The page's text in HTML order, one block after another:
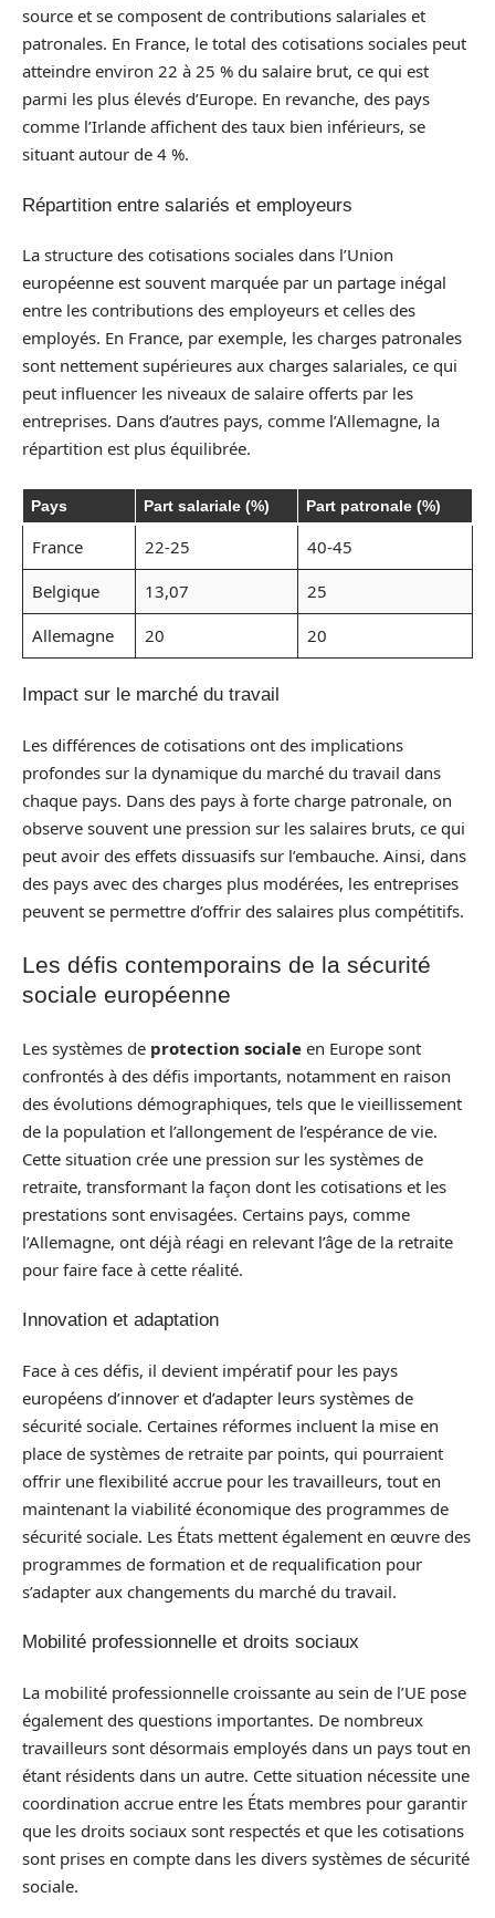
source et se composent de contributions salariales et
patronales. En France, le total des cotisations sociales peut
atteindre environ 22 à 25 % du salaire brut, ce qui est
parmi les plus élevés d’Europe. En revanche, des pays
comme l’Irlande affichent des taux bien inférieurs, se
situant autour de 4 %.
Répartition entre salariés et employeurs
La structure des cotisations sociales dans l’Union
européenne est souvent marquée par un partage inégal
entre les contributions des employeurs et celles des
employés. En France, par exemple, les charges patronales
sont nettement supérieures aux charges salariales, ce qui
peut influencer les niveaux de salaire offerts par les
entreprises. Dans d’autres pays, comme l’Allemagne, la
répartition est plus équilibrée.
Pays Part salariale (%) Part patronale (%)
France 22-25
40-45
Belgique
13,07
25
Allemagne
20 20
Impact sur le marché du travail
Les différences de cotisations ont des implications
profondes sur la dynamique du marché du travail dans
chaque pays. Dans des pays à forte charge patronale, on
observe souvent une pression sur les salaires bruts, ce qui
peut avoir des effets dissuasifs sur l’embauche. Ainsi, dans
des pays avec des charges plus modérées, les entreprises
peuvent se permettre d’offrir des salaires plus compétitifs.
Les défis contemporains de la sécurité
sociale européenne
Les systèmes de protection sociale en Europe sont
confrontés à des défis importants, notamment en raison
des évolutions démographiques, tels que le vieillissement
de la population et l’allongement de l’espérance de vie.
Cette situation crée une pression sur les systèmes de
retraite, transformant la façon dont les cotisations et les
prestations sont envisagées. Certains pays, comme
l’Allemagne, ont déjà réagi en relevant l’âge de la retraite
pour faire face à cette réalité.
Innovation et adaptation
Face à ces défis, il devient impératif pour les pays
européens d’innover et d’adapter leurs systèmes de
sécurité sociale. Certaines réformes incluent la mise en
place de systèmes de retraite par points, qui pourraient
offrir une flexibilité accrue pour les travailleurs, tout en
maintenant la viabilité économique des programmes de
sécurité sociale. Les États mettent également en œuvre des
programmes de formation et de requalification pour
s’adapter aux changements du marché du travail.
Mobilité professionnelle et droits sociaux
La mobilité professionnelle croissante au sein de l’UE pose
également des questions importantes. De nombreux
travailleurs sont désormais employés dans un pays tout en
étant résidents dans un autre. Cette situation nécessite une
coordination accrue entre les États membres pour garantir
que les droits sociaux sont respectés et que les cotisations
sont prises en compte dans les divers systèmes de sécurité
sociale.